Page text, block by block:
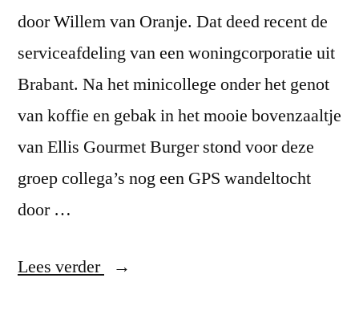
door Willem van Oranje. Dat deed recent de
serviceafdeling van een woningcorporatie uit
Brabant. Na het minicollege onder het genot
van koffie en gebak in het mooie bovenzaaltje
van Ellis Gourmet Burger stond voor deze
groep collega’s nog een GPS wandeltocht
door …
Lees verder “Personeelsuitje”